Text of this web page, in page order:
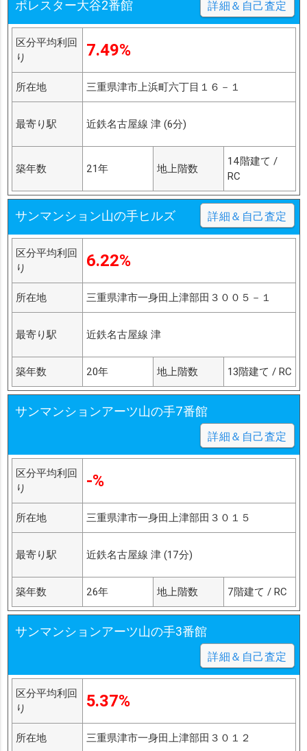
ポレスター大谷2番館 詳細＆自己査定
区分平均利回
り
7.49%
所在地 三重県津市上浜町六丁目１６－１
最寄り駅 近鉄名古屋線 津 (6分)
築年数 21年 地上階数
14階建て /
RC
サンマンション山の手ヒルズ 詳細＆自己査定
区分平均利回
り
6.22%
所在地 三重県津市一身田上津部田３００５－１
最寄り駅 近鉄名古屋線 津
築年数 20年 地上階数 13階建て / RC
サンマンションアーツ山の手7番館
詳細＆自己査定
区分平均利回
り
-%
所在地 三重県津市一身田上津部田３０１５
最寄り駅 近鉄名古屋線 津 (17分)
築年数 26年 地上階数 7階建て / RC
サンマンションアーツ山の手3番館
詳細＆自己査定
区分平均利回
り
5.37%
所在地 三重県津市一身田上津部田３０１２